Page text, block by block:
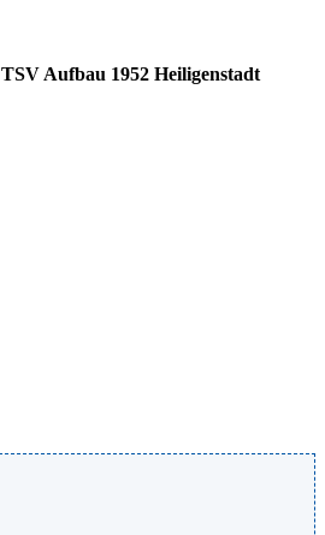
TSV Aufbau 1952 Heiligenstadt